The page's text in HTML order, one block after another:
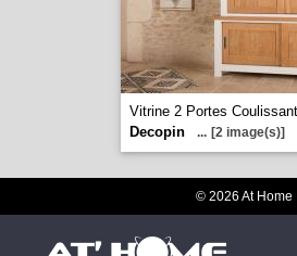
Vitrine 2 Portes
Decopin
... [2 image(s)]
© 2026 At Home